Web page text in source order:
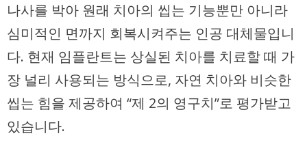
나사를 박아 원래 치아의 씹는 기능뿐만 아니라
심미적인 면까지 회복시켜주는 인공 대체물입니
다. 현재 임플란트는 상실된 치아를 치료할 때 가
장 널리 사용되는 방식으로, 자연 치아와 비슷한
씹는 힘을 제공하여 “제 2의 영구치”로 평가받고
있습니다.